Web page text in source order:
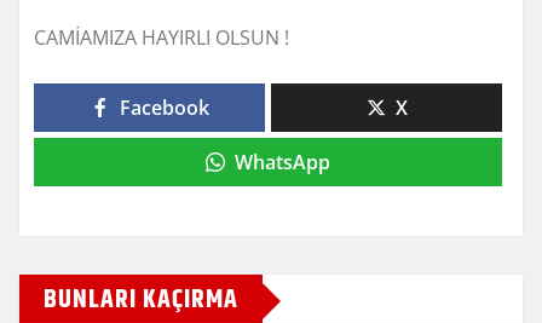
CAMİAMIZA HAYIRLI OLSUN !
Facebook X
WhatsApp
BUNLARI KAÇIRMA